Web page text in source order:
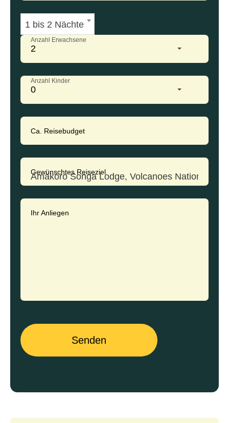
1 bis 2 Nächte
Anzahl Erwachsene
2
Anzahl Kinder
0
Ca. Reisebudget
Gewünschtes Reiseziel
Ihr Anliegen
Senden